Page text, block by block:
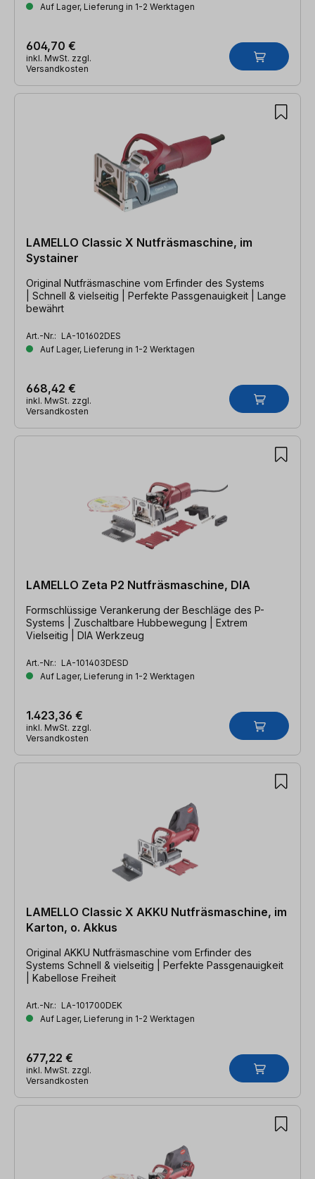
Auf Lager, Lieferung in 1-2 Werktagen
604,70 €
inkl. MwSt. zzgl.
Versandkosten
LAMELLO Classic X Nutfräsmaschine, im
Systainer
Original Nutfräsmaschine vom Erfinder des Systems
| Schnell & vielseitig | Perfekte Passgenauigkeit | Lange
bewährt
Art.-Nr.: LA-101602DES
Auf Lager, Lieferung in 1-2 Werktagen
668,42 €
inkl. MwSt. zzgl.
Versandkosten
LAMELLO Zeta P2 Nutfräsmaschine, DIA
Formschlüssige Verankerung der Beschläge des P-
Systems | Zuschaltbare Hubbewegung | Extrem
Vielseitig | DIA Werkzeug
Art.-Nr.: LA-101403DESD
Auf Lager, Lieferung in 1-2 Werktagen
1.423,36 €
inkl. MwSt. zzgl.
Versandkosten
LAMELLO Classic X AKKU Nutfräsmaschine, im
Karton, o. Akkus
Original AKKU Nutfräsmaschine vom Erfinder des
Systems Schnell & vielseitig | Perfekte Passgenauigkeit
| Kabellose Freiheit
Art.-Nr.: LA-101700DEK
Auf Lager, Lieferung in 1-2 Werktagen
677,22 €
inkl. MwSt. zzgl.
Versandkosten